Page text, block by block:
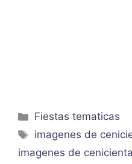
Categorías
Fiestas tematicas
Etiquetas
imagenes de
imagenes de